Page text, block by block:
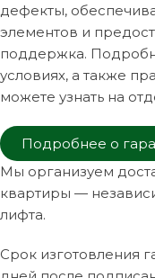
дефекты,
элементов и
поддержка.
условиях, а также
можете узнать на
Подробнее о
Мы организуем
квартиры —
лифта.
Срок изготовления